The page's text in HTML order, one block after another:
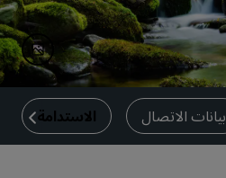
بيانات الاتصال الاستدامة